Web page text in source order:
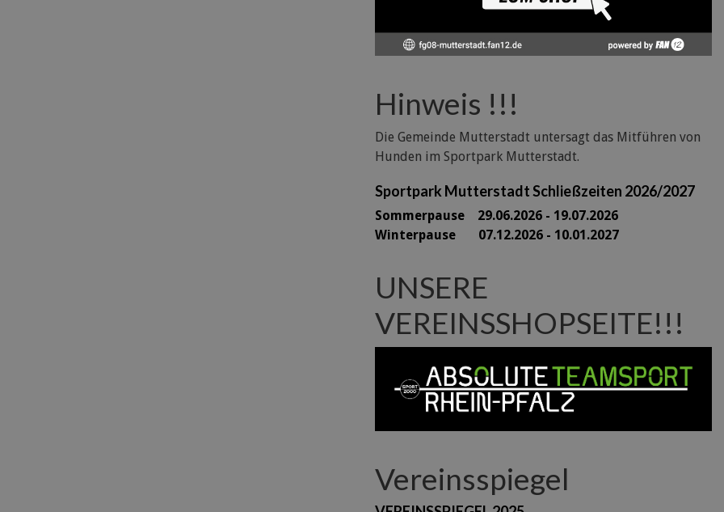
Hinweis !!!
Die Gemeinde Mutterstadt untersagt das Mitführen von
Hunden im Sportpark Mutterstadt.
Sportpark Mutterstadt Schließzeiten 2026/2027
Sommerpause 29.06.2026 - 19.07.2026
Winterpause 07.12.2026 - 10.01.2027
UNSERE
VEREINSSHOPSEITE!!!
Vereinsspiegel